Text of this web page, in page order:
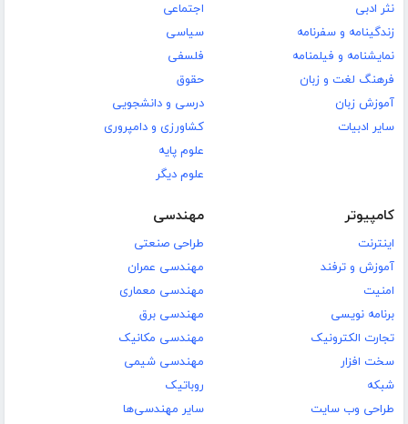
نثر ادبی
زندگینامه و سفرنامه
نمایشنامه و فیلمنامه
فرهنگ لغت و زبان
آموزش زبان
سایر ادبیات
اجتماعی
سیاسی
فلسفی
حقوق
درسی و دانشجویی
کشاورزی و دامپروری
علوم پایه
علوم دیگر
کامپیوتر
اینترنت
آموزش و ترفند
امنیت
برنامه نویسی
تجارت الکترونیک
سخت افزار
شبکه
طراحی وب سایت
مهندسی
طراحی صنعتی
مهندسی عمران
مهندسی معماری
مهندسی برق
مهندسی مکانیک
مهندسی شیمی
روباتیک
سایر مهندسی‌ها